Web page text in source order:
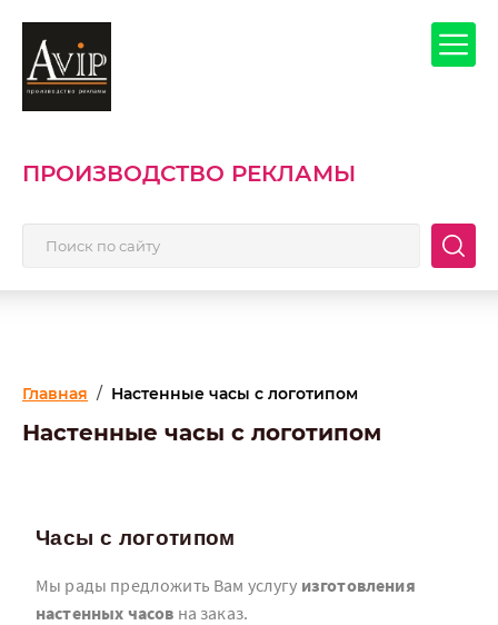
ПРОИЗВОДСТВО РЕКЛАМЫ
Главная / Настенные часы с логотипом
Настенные часы с логотипом
Часы с логотипом
Мы рады предложить Вам услугу изготовления
настенных часов на заказ.